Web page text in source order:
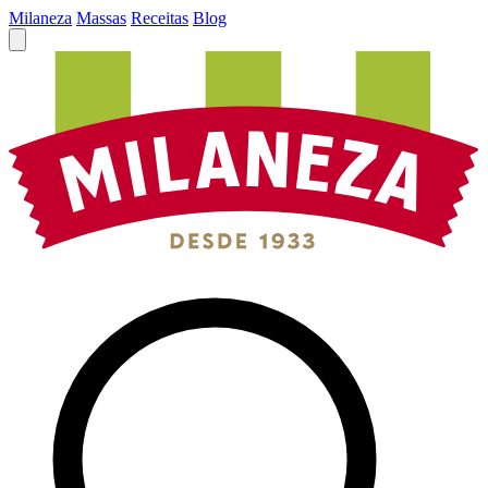
Milaneza Massas Receitas Blog